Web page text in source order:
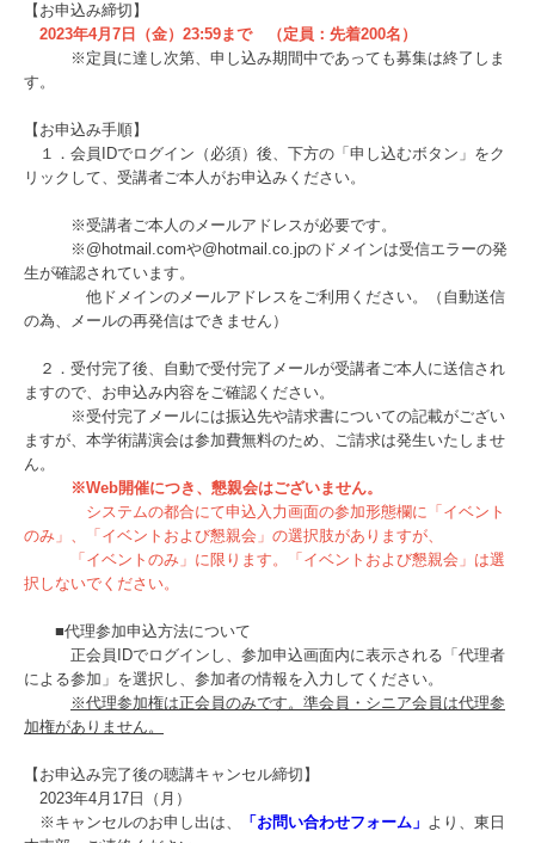
【お申込み締切】
2023年4月7日（金）23:59まで （定員：先着200名）
※定員に達し次第、申し込み期間中であっても募集は終了しま
す。
【お申込み手順】
１．会員IDでログイン（必須）後、下方の「申し込むボタン」をク
リックして、受講者ご本人がお申込みください。
※受講者ご本人のメールアドレスが必要です。
※@hotmail.comや@hotmail.co.jpのドメインは受信エラーの発
生が確認されています。
他ドメインのメールアドレスをご利用ください。（自動送信
の為、メールの再発信はできません）
２．受付完了後、自動で受付完了メールが受講者ご本人に送信され
ますので、お申込み内容をご確認ください。
※受付完了メールには振込先や請求書についての記載がござい
ますが、本学術講演会は参加費無料のため、ご請求は発生いたしませ
ん。
※Web開催につき、懇親会はございません。
システムの都合にて申込入力画面の参加形態欄に「イベント
のみ」、「イベントおよび懇親会」の選択肢がありますが、
「イベントのみ」に限ります。「イベントおよび懇親会」は選
択しないでください。
■代理参加申込方法について
正会員IDでログインし、参加申込画面内に表示される「代理者
による参加」を選択し、参加者の情報を入力してください。
※代理参加権は正会員のみです。準会員・シニア会員は代理参
加権がありません。
【お申込み完了後の聴講キャンセル締切】
2023年4月17日（月）
※キャンセルのお申し出は、
「お問い合わせフォーム」 より、東日